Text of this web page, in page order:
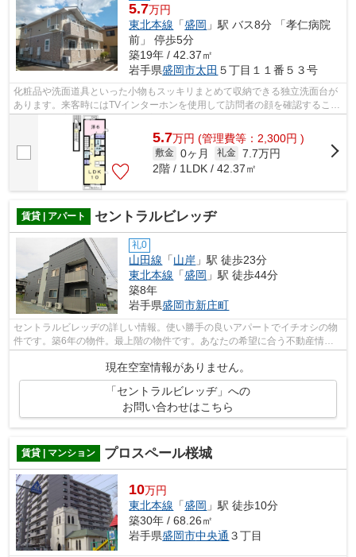
5.7万円
東北本線 「盛岡 」駅 バス8分 「孝仁病院
前」 停歩5分
築19年 / 42.37㎡
岩手県盛岡市太田 ５丁目１１番５３号
化粧品や洗面道具といった小物もスッキリまとめて収納できる独立洗面台が
あります。来客時にはTVインターホンを使用して訪問者の顔を確認すること
がきるので安心感があります。室温を...
5.7万円 (管理費等：2,300円 )
敷金 0ヶ月 礼金 7.7万円
2階 / 1LDK / 42.37㎡
賃貸 | アパート セントラルビレッヂ
礼0
山田線 「山岸 」駅 徒歩23分
東北本線 「盛岡 」駅 徒歩44分
築8年
岩手県盛岡市新庄町
セントラルビレッヂの詳しい情報。使い勝手の良いアパートでイチオシの物
件です。築6年の物件。最上階の物件です。あなたの希望に合う不動産情報
現在空室情報がありません。
「セントラルビレッヂ」への
お問い合わせはこちら
賃貸 | マンション プロスペール桜城
10万円
東北本線 「盛岡 」駅 徒歩10分
築30年 / 68.26㎡
岩手県盛岡市中央通 ３丁目